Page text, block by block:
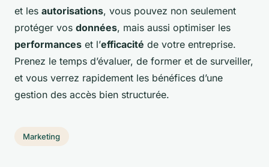
et les autorisations, vous pouvez non seulement
protéger vos données, mais aussi optimiser les
performances et l’efficacité de votre entreprise.
Prenez le temps d’évaluer, de former et de surveiller,
et vous verrez rapidement les bénéfices d’une
gestion des accès bien structurée.
Marketing